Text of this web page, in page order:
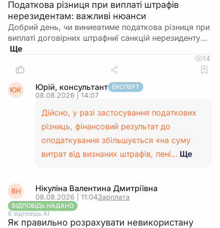
Податкова різниця при виплаті штрафів
нерезидентам: важливі нюанси
Добрий день, чи виниеатиме податкова різниця при
виплаті договірних штрафниї санкцій нерезиденту…
14
ЮК Юрій, консультант ЕКСПЕРТ
08.08.2026 | 14:07
Дійсно, у разі застосування податкових
різниць, фінансовий результат до
оподаткування збільшується «на суму
витрат від визнаних штрафів, пені… Ще
ВН Нікуліна Валентина Дмитріївна
08.08.2026 | 11:04Зарплата
ВІДПОВІДЬ НАДАНО
Є відповідь АІ
Як правильно розрахувати невикористану